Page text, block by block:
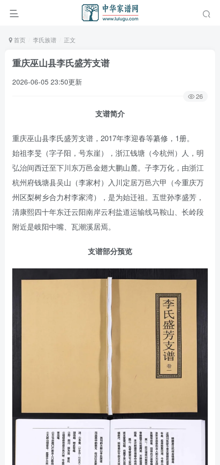
首页 李氏族谱 正文
重庆巫山县李氏盛芳支谱
2026-06-05 23:50更新
26
支谱简介
重庆巫山县李氏盛芳支谱，2017年李迎春等纂修，1册。
始祖李旻（字子阳，号东崖），浙江钱塘（今杭州）人，明
弘治间西迁至下川东万邑金翅大鹏山麓。子李万化，由浙江
杭州府钱塘县吴山（李家村）入川定居万邑六甲（今重庆万
州区梨树乡合力村李家湾），是为始迁祖。五世孙李盛芳，
清康熙四十年东迁云阳南岸云利盐道运输线马鞍山、长岭段
附近是岐阳中嘴、瓦潮溪居焉。
支谱部分预览